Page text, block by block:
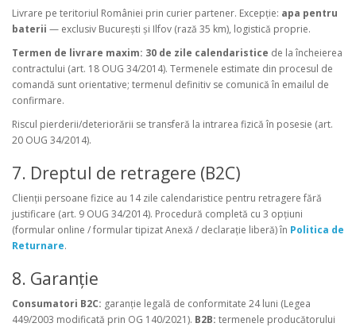
Livrare pe teritoriul României prin curier partener. Excepție: apa pentru
baterii — exclusiv București și Ilfov (rază 35 km), logistică proprie.
Termen de livrare maxim: 30 de zile calendaristice de la încheierea
contractului (art. 18 OUG 34/2014). Termenele estimate din procesul de
comandă sunt orientative; termenul definitiv se comunică în emailul de
confirmare.
Riscul pierderii/deteriorării se transferă la intrarea fizică în posesie (art.
20 OUG 34/2014).
7. Dreptul de retragere (B2C)
Clienții persoane fizice au 14 zile calendaristice pentru retragere fără
justificare (art. 9 OUG 34/2014). Procedură completă cu 3 opțiuni
(formular online / formular tipizat Anexă / declarație liberă) în Politica de
Returnare.
8. Garanție
Consumatori B2C: garanție legală de conformitate 24 luni (Legea
449/2003 modificată prin OG 140/2021). B2B: termenele producătorului